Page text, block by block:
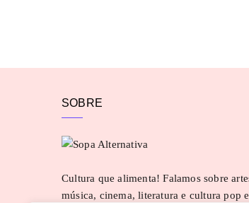
SOBRE
Cultura que alimenta! Falamos sobre
música, cinema, literatura e cultura pop